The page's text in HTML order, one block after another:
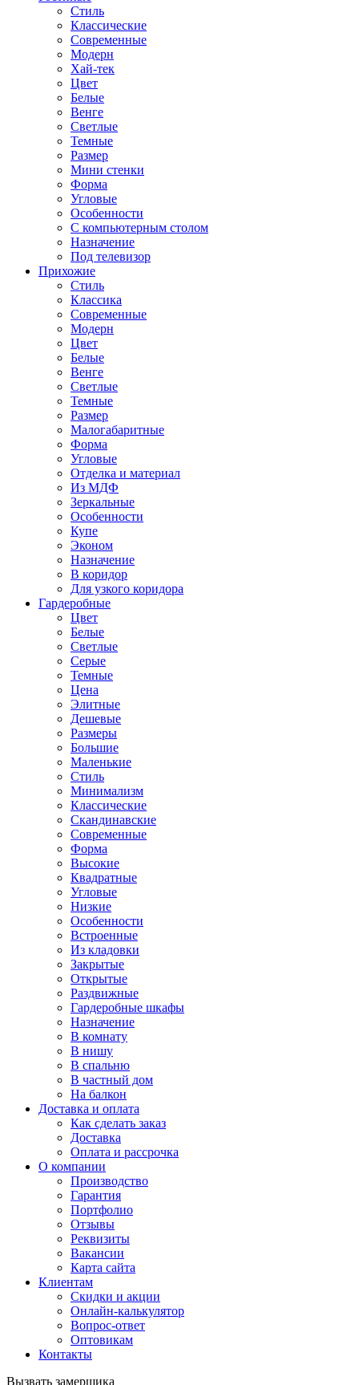
Стиль
Классические
Современные
Модерн
Хай-тек
Цвет
Белые
Венге
Светлые
Темные
Размер
Мини стенки
Форма
Угловые
Особенности
С компьютерным столом
Назначение
Под телевизор
Прихожие
Стиль
Классика
Современные
Модерн
Цвет
Белые
Венге
Светлые
Темные
Размер
Малогабаритные
Форма
Угловые
Отделка и материал
Из МДФ
Зеркальные
Особенности
Купе
Эконом
Назначение
В коридор
Для узкого коридора
Гардеробные
Цвет
Белые
Светлые
Серые
Темные
Цена
Элитные
Дешевые
Размеры
Большие
Маленькие
Стиль
Минимализм
Классические
Скандинавские
Современные
Форма
Высокие
Квадратные
Угловые
Низкие
Особенности
Встроенные
Из кладовки
Закрытые
Открытые
Раздвижные
Гардеробные шкафы
Назначение
В комнату
В нишу
В спальню
В частный дом
На балкон
Доставка и оплата
Как сделать заказ
Доставка
Оплата и рассрочка
О компании
Производство
Гарантия
Портфолио
Отзывы
Реквизиты
Вакансии
Карта сайта
Клиентам
Скидки и акции
Онлайн-калькулятор
Вопрос-ответ
Оптовикам
Контакты
Вызвать замерщика